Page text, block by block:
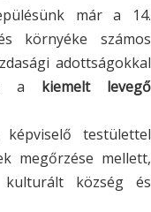
már a 14.
környéke számos
adottságokkal
a kiemelt levegő
testülettel
megőrzése mellett,
község és